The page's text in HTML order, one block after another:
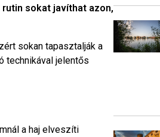
sokat javíthat azon,
sokan tapasztalják a
technikával jelentős
a haj elveszíti